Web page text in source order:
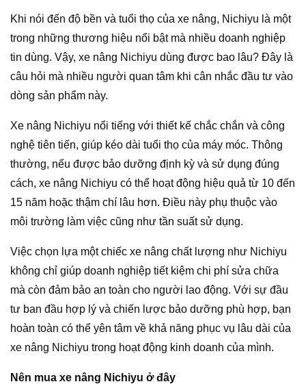
Khi nói đến độ bền và tuổi thọ của xe nâng, Nichiyu là một
trong những thương hiệu nổi bật mà nhiều doanh nghiệp
tin dùng. Vậy, xe nâng Nichiyu dùng được bao lâu? Đây là
câu hỏi mà nhiều người quan tâm khi cân nhắc đầu tư vào
dòng sản phẩm này.
Xe nâng Nichiyu nổi tiếng với thiết kế chắc chắn và công
nghệ tiên tiến, giúp kéo dài tuổi thọ của máy móc. Thông
thường, nếu được bảo dưỡng định kỳ và sử dụng đúng
cách, xe nâng Nichiyu có thể hoạt động hiệu quả từ 10 đến
15 năm hoặc thậm chí lâu hơn. Điều này phụ thuộc vào
môi trường làm việc cũng như tần suất sử dụng.
Việc chọn lựa một chiếc xe nâng chất lượng như Nichiyu
không chỉ giúp doanh nghiệp tiết kiệm chi phí sửa chữa
mà còn đảm bảo an toàn cho người lao động. Với sự đầu
tư ban đầu hợp lý và chiến lược bảo dưỡng phù hợp, bạn
hoàn toàn có thể yên tâm về khả năng phục vụ lâu dài của
xe nâng Nichiyu trong hoạt động kinh doanh của mình.
Nên mua xe nâng Nichiyu ở đây